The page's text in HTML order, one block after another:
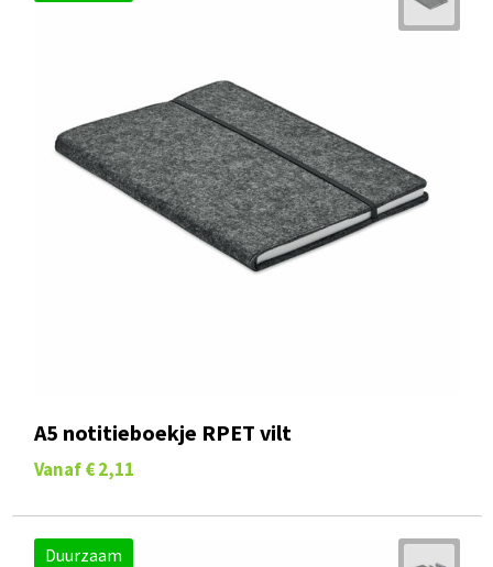
A5 notitieboekje RPET vilt
Vanaf € 2,11
Duurzaam